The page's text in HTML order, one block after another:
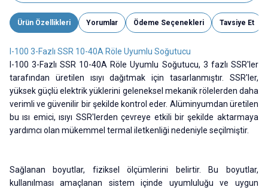
Ürün Özellikleri Yorumlar Ödeme Seçenekleri Tavsiye Et
I-100 3-Fazlı SSR 10-40A Röle Uyumlu Soğutucu
I-100 3-Fazlı SSR 10-40A Röle Uyumlu Soğutucu, 3 fazlı SSR'ler
tarafından üretilen ısıyı dağıtmak için tasarlanmıştır. SSR'ler,
yüksek güçlü elektrik yüklerini geleneksel mekanik rölelerden daha
verimli ve güvenilir bir şekilde kontrol eder. Alüminyumdan üretilen
bu ısı emici, ısıyı SSR'lerden çevreye etkili bir şekilde aktarmaya
yardımcı olan mükemmel termal iletkenliği nedeniyle seçilmiştir.
Sağlanan boyutlar, fiziksel ölçümlerini belirtir. Bu boyutlar,
kullanılması amaçlanan sistem içinde uyumluluğu ve uygun